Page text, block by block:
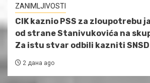
ZANIMLJIVOSTI
CIK kaznio PSS za zloupotrebu
od strane Stanivukovića na
Za istu stvar odbili kazniti SNSD
2 дана ago